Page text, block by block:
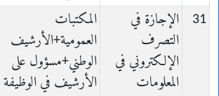
31
الإجازة في
التصرف
الإلكتروني في
المعلومات
المكتبات
العمومية+الأرشيف
الوطني+مسؤول على
الأرشيف في الوظيفة